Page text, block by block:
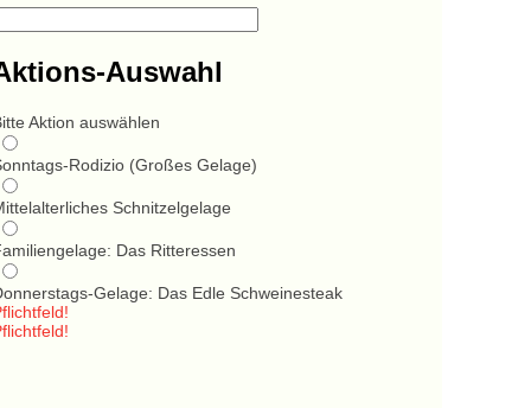
Auswahl
Aktion auswählen
Rodizio (Großes Gelage)
Schnitzelgelage
Das Ritteressen
Gelage: Das Edle Schweinesteak